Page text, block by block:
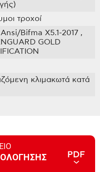
τροχοί
Bifma X5.1-2017 ,
GOLD
κλιμακωτά κατά